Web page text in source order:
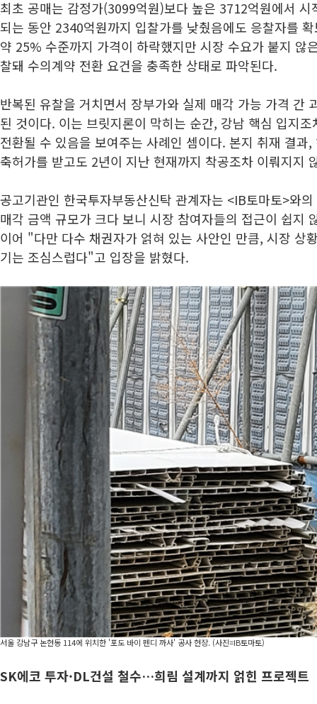
최초 공매는 감정가(3099억원)보다 높은 3712억원에서
되는 동안 2340억원까지 입찰가를 낮췄음에도 응찰자를
약 25% 수준까지 가격이 하락했지만 시장 수요가 붙지 않
찰돼 수의계약 전환 요건을 충족한 상태로 파악된다.
반복된 유찰을 거치면서 장부가와 실제 매각 가능 가격 간
된 것이다. 이는 브릿지론이 막히는 순간, 강남 핵심 입지
전환될 수 있음을 보여주는 사례인 셈이다. 본지 취재 결
축허가를 받고도 2년이 지난 현재까지 착공조차 이뤄지지
공고기관인 한국투자부동산신탁 관계자는 <IB토마토>와
매각 금액 규모가 크다 보니 시장 참여자들의 접근이 쉽지
이어 "다만 다수 채권자가 얽혀 있는 사안인 만큼, 시장 상
기는 조심스럽다"고 입장을 밝혔다.
서울 강남구 논현동 114에 위치한 '포도 바이 펜디 까사' 공사 현장. (사진=IB토마토)
SK에코 투자·DL건설 철수…희림 설계까지 얽힌 프로젝트